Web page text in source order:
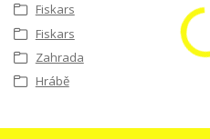
Fiskars
Fiskars
Zahrada
Hrábě